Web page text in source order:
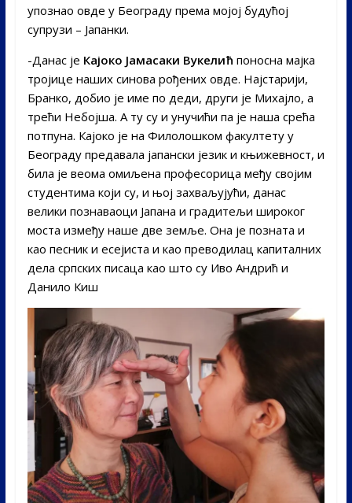
упознао овде у Београду према мојој будућој
супрузи – Јапанки.
-Данас је Кајоко Јамасаки Вукелић поносна мајка
тројице наших синова рођених овде. Најстарији,
Бранко, добио је име по деди, други је Михајло, а
трећи Небојша. А ту су и унучићи па је наша срећа
потпуна. Кајоко је на Филолошком факултету у
Београду предавала јапански језик и књижевност, и
била је веома омиљена професорица међу својим
студентима који су, и њој захваљујући, данас
велики познаваоци Јапана и градитељи широког
моста између наше две земље. Она је позната и
као песник и есејиста и као преводилац капиталних
дела српских писаца као што су Иво Андрић и
Данило Киш